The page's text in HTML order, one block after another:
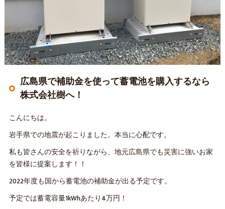
広島県で補助金を使って蓄電池を購入するなら
株式会社樹へ！
こんにちは。
岩手県での地震が起こりました。本当に心配です。
私も皆さんの安全を祈りながら、地元広島県でも災害に強いお家
を皆様に提案します！！
2022年度も国から蓄電池の補助金が出る予定です。
予定では蓄電容量1kWhあたり4万円！